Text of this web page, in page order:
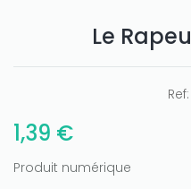
Le
Ref:
1,39 €
Produit numérique
Only play atJoo casinoif